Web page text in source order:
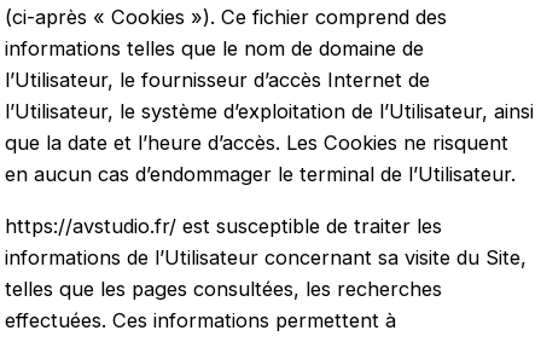
(ci-après « Cookies »). Ce fichier comprend des
informations telles que le nom de domaine de
l’Utilisateur, le fournisseur d’accès Internet de
l’Utilisateur, le système d’exploitation de l’Utilisateur, ainsi
que la date et l’heure d’accès. Les Cookies ne risquent
en aucun cas d’endommager le terminal de l’Utilisateur.
https://avstudio.fr/ est susceptible de traiter les
informations de l’Utilisateur concernant sa visite du Site,
telles que les pages consultées, les recherches
effectuées. Ces informations permettent à